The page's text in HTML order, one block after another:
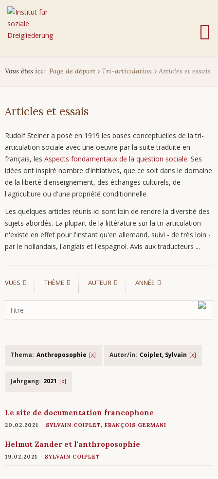
Vous êtes ici: Page de départ › Tri-articulation › Articles et essais
Articles et essais
Rudolf Steiner a posé en 1919 les bases conceptuelles de la tri-
articulation sociale avec une oeuvre par la suite traduite en
français, les Aspects fondamentaux de la question sociale. Ses
idées ont inspiré nombre d'initiatives, que ce soit dans le domaine
de la liberté d'enseignement, des échanges culturels, de
l'agriculture ou d'une propriété conditionnelle.
Les quelques articles réunis ici sont loin de rendre la diversité des
sujets abordés. La plupart de la littérature sur la tri-articulation
n'existe en effet pour l'instant qu'en allemand, suivi - de très loin -
par le hollandais, l'anglais et l'espagnol. Avis aux traducteurs ...
VUES THÈME AUTEUR ANNÉE
Thema: Anthroposophie Autor/in: Coiplet, Sylvain
Jahrgang: 2021
Le site de documentation francophone
20.02.2021 SYLVAIN COIPLET, FRANÇOIS GERMANI
Helmut Zander et l'anthroposophie
19.02.2021 SYLVAIN COIPLET